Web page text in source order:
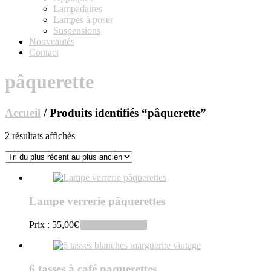
Lampadaires
Lampes à poser
Suspensions
Nouveautés
Contact
pâquerette
Accueil / Produits identifiés “pâquerette”
2 résultats affichésTrié
plus
au
ancien
Lampe verrerie pâquerettes
Prix : 55,00€